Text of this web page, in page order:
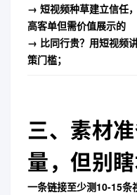
→ 短视频种草建立信任
高客单但需价值展示的
→ 比同行贵？用短视频
策门槛；
三、素材
量，但别
一条链接至少测10-15条